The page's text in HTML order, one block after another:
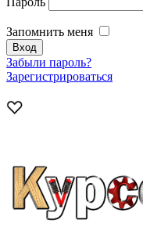
Запомнить меня
Забыли пароль?
Зарегистрироваться